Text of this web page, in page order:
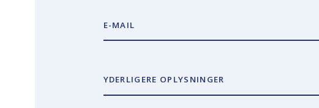
E-MAIL
YDERLIGERE OPLYSNINGER